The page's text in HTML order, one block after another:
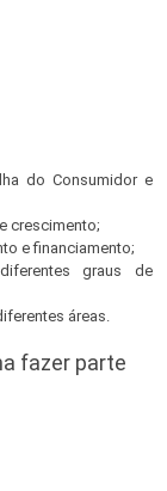
do Consumidor e
crescimento;
e financiamento;
graus de
áreas.
fazer parte